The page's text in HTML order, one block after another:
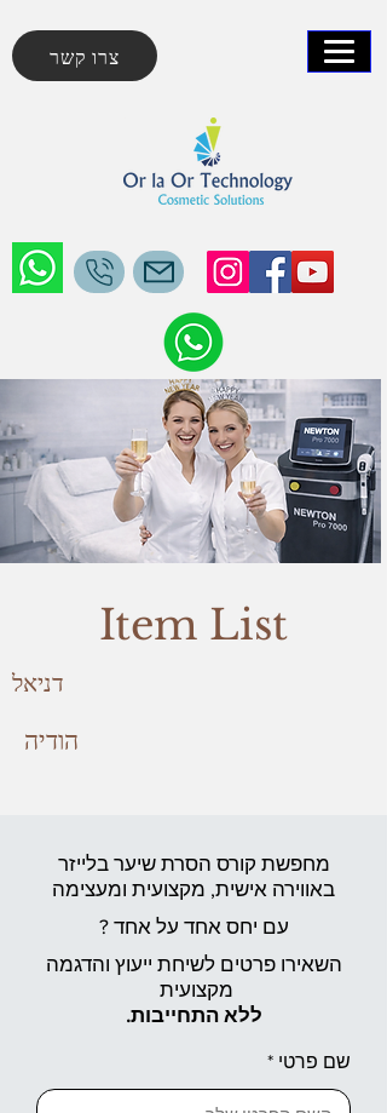
צרו קשר
Item List
דניאל
הודיה
מחפשת קורס הסרת שיער בלייזר
באווירה אישית, מקצועית ומעצימה
עם יחס אחד על אחד ?
השאירו פרטים לשיחת ייעוץ והדגמה
מקצועית
ללא התחייבות.
שם פרטי